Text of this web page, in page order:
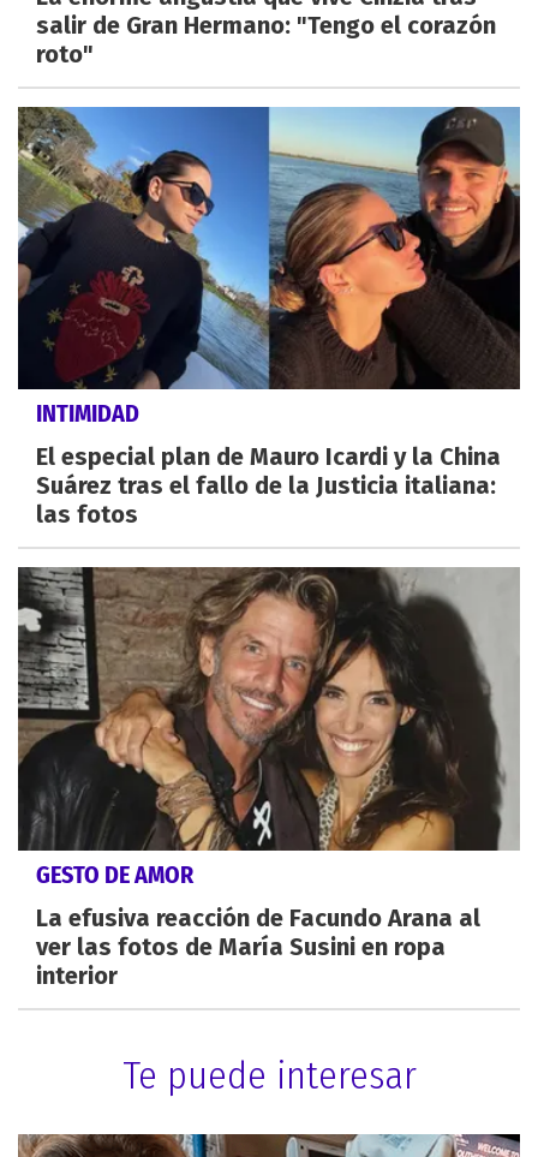
salir de Gran Hermano: "Tengo el corazón
roto"
INTIMIDAD
El especial plan de Mauro Icardi y la China
Suárez tras el fallo de la Justicia italiana:
las fotos
GESTO DE AMOR
La efusiva reacción de Facundo Arana al
ver las fotos de María Susini en ropa
interior
Te puede interesar